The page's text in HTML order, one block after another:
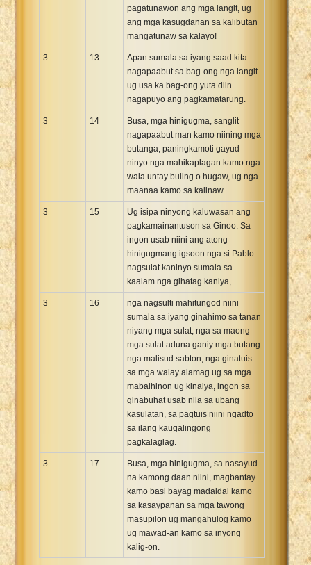
pagatunawon ang mga langit, ug
ang mga kasugdanan sa kalibutan
mangatunaw sa kalayo!
3 13
Apan sumala sa iyang saad kita
nagapaabut sa bag-ong nga langit
ug usa ka bag-ong yuta diin
nagapuyo ang pagkamatarung.
3 14
Busa, mga hinigugma, sanglit
nagapaabut man kamo niining mga
butanga, paningkamoti gayud
ninyo nga mahikaplagan kamo nga
wala untay buling o hugaw, ug nga
maanaa kamo sa kalinaw.
3 15
Ug isipa ninyong kaluwasan ang
pagkamainantuson sa Ginoo. Sa
ingon usab niini ang atong
hinigugmang igsoon nga si Pablo
nagsulat kaninyo sumala sa
kaalam nga gihatag kaniya,
3 16
nga nagsulti mahitungod niini
sumala sa iyang ginahimo sa tanan
niyang mga sulat; nga sa maong
mga sulat aduna ganiy mga butang
nga malisud sabton, nga ginatuis
sa mga walay alamag ug sa mga
mabalhinon ug kinaiya, ingon sa
ginabuhat usab nila sa ubang
kasulatan, sa pagtuis niini ngadto
sa ilang kaugalingong
pagkalaglag.
3 17
Busa, mga hinigugma, sa nasayud
na kamong daan niini, magbantay
kamo basi bayag madaldal kamo
sa kasaypanan sa mga tawong
masupilon ug mangahulog kamo
ug mawad-an kamo sa inyong
kalig-on.